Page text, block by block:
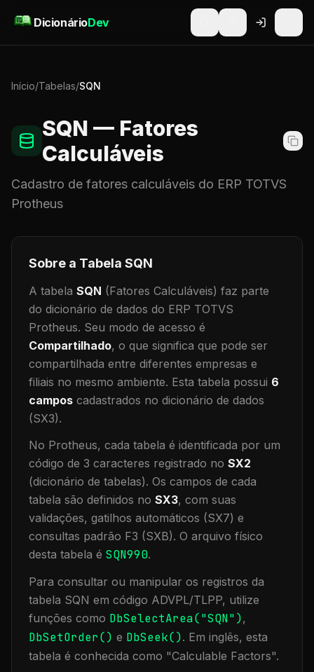
DicionárioDev
Início/Tabelas/SQN
SQN — Fatores
Calculáveis
Cadastro de fatores calculáveis do ERP TOTVS
Protheus
Sobre a Tabela SQN
A tabela SQN (Fatores Calculáveis) faz parte
do dicionário de dados do ERP TOTVS
Protheus. Seu modo de acesso é
Compartilhado, o que significa que pode ser
compartilhada entre diferentes empresas e
filiais no mesmo ambiente. Esta tabela possui 6
campos cadastrados no dicionário de dados
(SX3).
No Protheus, cada tabela é identificada por um
código de 3 caracteres registrado no SX2
(dicionário de tabelas). Os campos de cada
tabela são definidos no SX3, com suas
validações, gatilhos automáticos (SX7) e
consultas padrão F3 (SXB). O arquivo físico
desta tabela é SQN990.
Para consultar ou manipular os registros da
tabela SQN em código ADVPL/TLPP, utilize
funções como DbSelectArea("SQN"),
DbSetOrder() e DbSeek(). Em inglês, esta
tabela é conhecida como "Calculable Factors".